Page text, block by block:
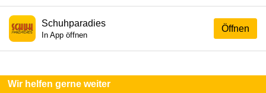
Öffnen
Schuhparadies
In App öffnen
Wir helfen gerne weiter